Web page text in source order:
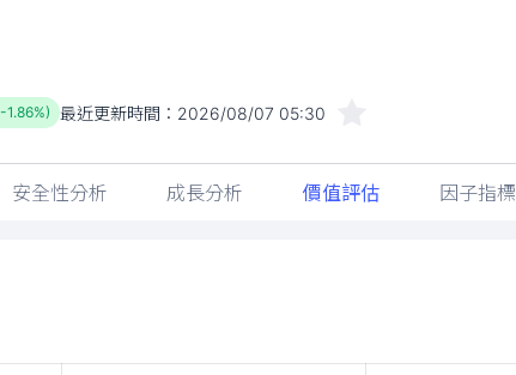
最近更新時間： 2026/08/07 05:30
安全性分析 成長分析 價值評估 因子指標